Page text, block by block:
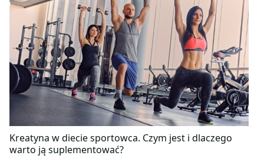
Kreatyna w diecie sportowca. Czym jest i dlaczego
warto ją suplementować?